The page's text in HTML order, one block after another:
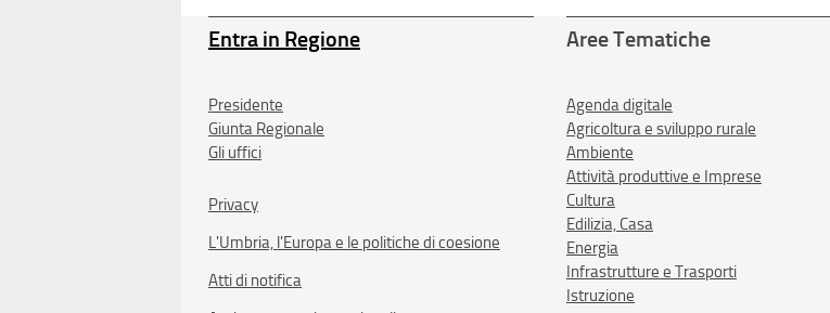
Entra in Regione
Presidente
Giunta Regionale
Gli uffici
Privacy
L'Umbria, l'Europa e le politiche di coesione
Atti di notifica
Aree Tematiche
Agenda digitale
Agricoltura e sviluppo rurale
Ambiente
Attività produttive e Imprese
Cultura
Edilizia, Casa
Energia
Infrastrutture e Trasporti
Istruzione